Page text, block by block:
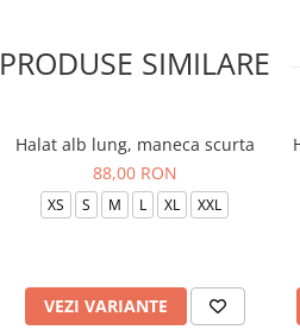
PRODUSE SIMILARE
Halat alb lung, maneca scurta
88,00 RON
XS S M L XL XXL
VEZI VARIANTE